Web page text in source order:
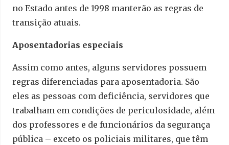
no Estado antes de 1998 manterão as regras de
transição atuais.
Aposentadorias especiais
Assim como antes, alguns servidores possuem
regras diferenciadas para aposentadoria. São
eles as pessoas com deficiência, servidores que
trabalham em condições de periculosidade, além
dos professores e de funcionários da segurança
pública – exceto os policiais militares, que têm